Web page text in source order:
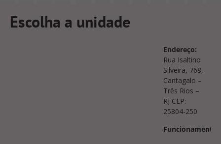
Escolha a unidade
Endereço:
Rua Isaltino
Silveira, 768,
Cantagalo –
Três Rios –
RJ CEP:
25804-250
Funcionamento: